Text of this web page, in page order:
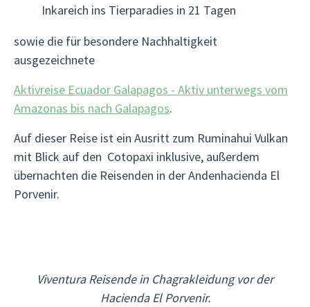
Inkareich ins Tierparadies in 21 Tagen
sowie die für besondere Nachhaltigkeit
ausgezeichnete
Aktivreise Ecuador Galapagos - Aktiv unterwegs vom
Amazonas bis nach Galapagos.
Auf dieser Reise ist ein Ausritt zum Ruminahui Vulkan
mit Blick auf den Cotopaxi inklusive, außerdem
übernachten die Reisenden in der Andenhacienda El
Porvenir.
Viventura Reisende in Chagrakleidung vor der
Hacienda El Porvenir.